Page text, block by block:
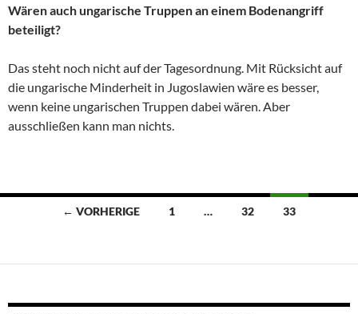
Wären auch ungarische Truppen an einem Bodenangriff
beteiligt?
Das steht noch nicht auf der Tagesordnung. Mit Rücksicht auf
die ungarische Minderheit in Jugoslawien wäre es besser,
wenn keine ungarischen Truppen dabei wären. Aber
ausschließen kann man nichts.
Beitragsnavigation
← VORHERIGE 1 … 32 33